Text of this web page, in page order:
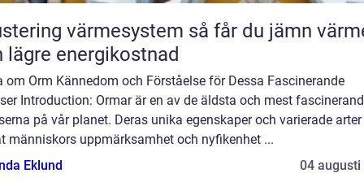
värmesystem så får du jämn värme
lägre energikostnad
om Orm Kännedom och Förståelse för Dessa Fascinerande
Introduction: Ormar är en av de äldsta och mest
på vår planet. Deras unika egenskaper och varierade
människors uppmärksamhet och nyfikenhet ...
Eklund
04 augusti